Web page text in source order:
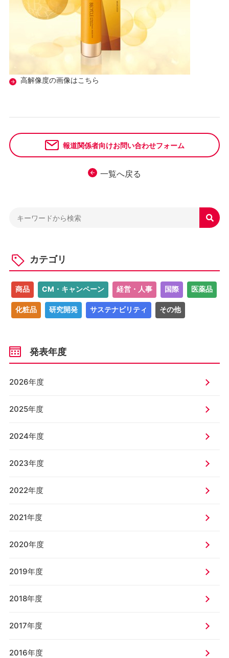
高解像度の画像はこちら
一覧へ戻る
報道関係者向けお問い合わせフォーム

カテゴリ
商品 CM・キャンペーン 経営・人事 国際 医薬品
化粧品 研究開発 サステナビリティ その他
発表年度
2026年度
2025年度
2024年度
2023年度
2022年度
2021年度
2020年度
2019年度
2018年度
2017年度
2016年度